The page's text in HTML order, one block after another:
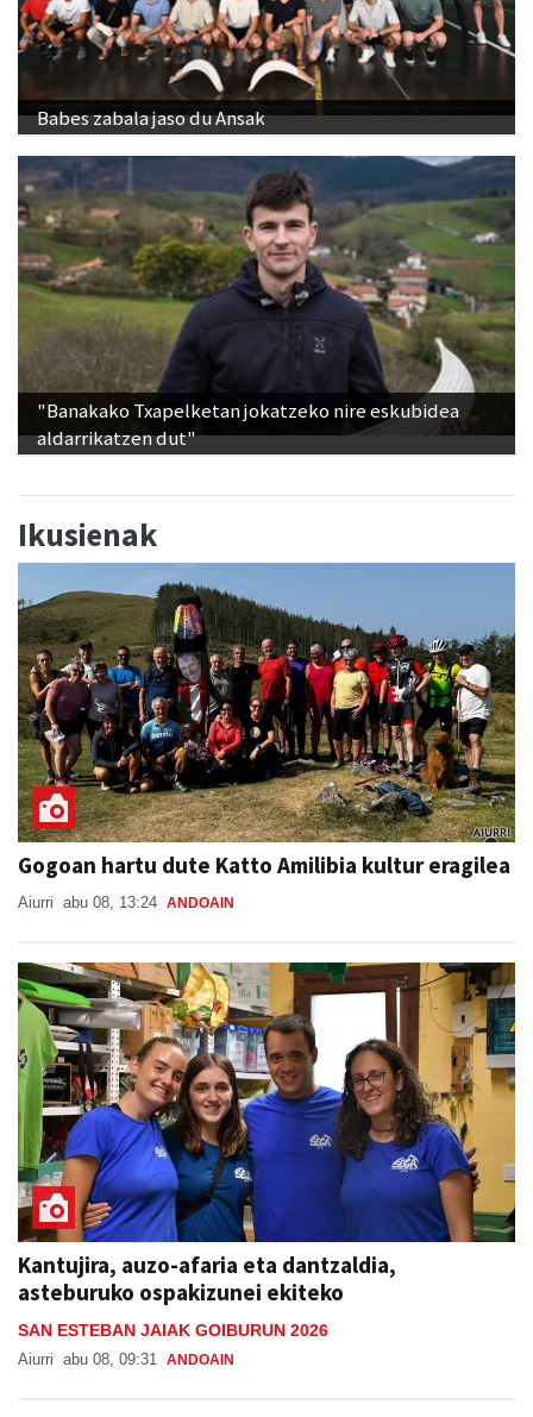
Babes zabala jaso du Ansak
"Banakako Txapelketan jokatzeko nire eskubidea
aldarrikatzen dut"
Ikusienak
Gogoan hartu dute Katto Amilibia kultur eragilea
Aiurri abu 08, 13:24 ANDOAIN
Kantujira, auzo-afaria eta dantzaldia,
asteburuko ospakizunei ekiteko
SAN ESTEBAN JAIAK GOIBURUN 2026
Aiurri abu 08, 09:31 ANDOAIN